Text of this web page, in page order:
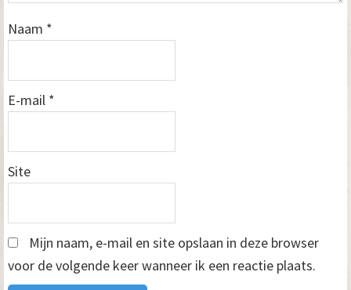
Naam *
E-mail *
Site
Mijn naam, e-mail en site opslaan in deze browser
voor de volgende keer wanneer ik een reactie plaats.